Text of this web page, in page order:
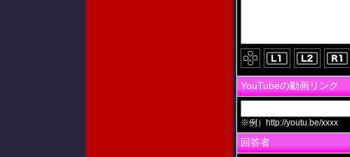
YouTubeの動画リンク
※例）http://youtu.be/xxxx
回答者